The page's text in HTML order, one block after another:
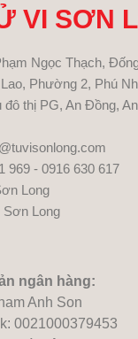
VI SƠN
Ngọc Thạch,
Phường 2, Phú
thị PG, An Đồng,
969 - 0916 630 617
Long
Sơn Long
ngân hàng:
Anh Son
0021000379453